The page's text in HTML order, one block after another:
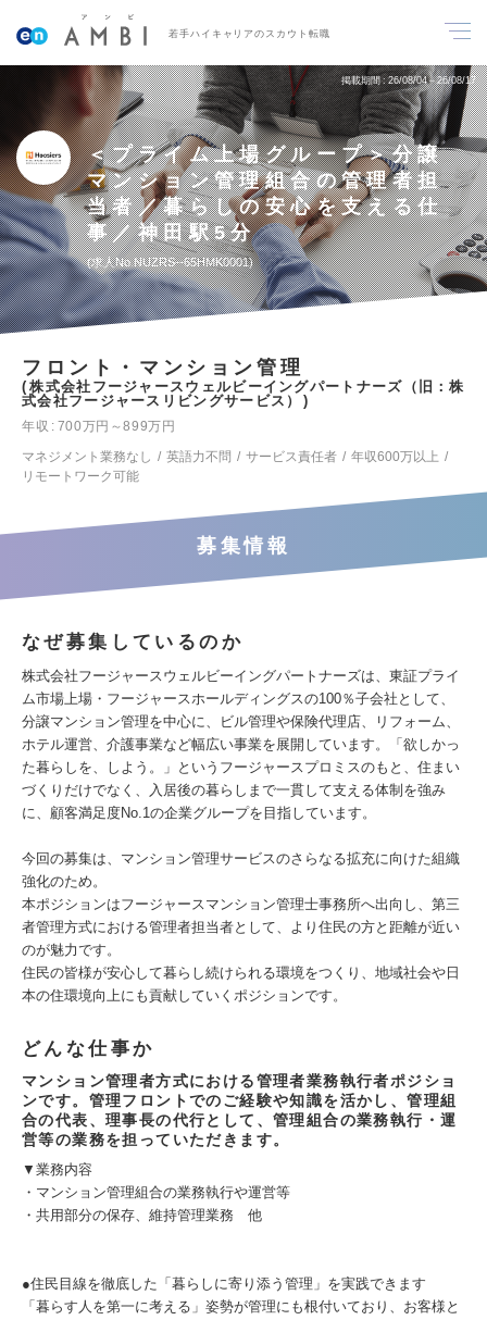
若手ハイキャリアのスカウト転職
掲載期間 26/08/04～26/08/17
＜プライム上場グループ＞分譲
マンション管理組合の管理者担
当者／暮らしの安心を支える仕
事／神田駅5分
求人No.NUZRS--65HMK0001
フロント・マンション管理
株式会社フージャースウェルビーイングパートナーズ（旧：株
式会社フージャースリビングサービス）
年収
700万円～899万円
マネジメント業務なし
英語力不問 サービス責任者
年収600万以上
リモートワーク可能
募集情報
なぜ募集しているのか
株式会社フージャースウェルビーイングパートナーズは、東証プライ
ム市場上場・フージャースホールディングスの100％子会社として、
分譲マンション管理を中心に、ビル管理や保険代理店、リフォーム、
ホテル運営、介護事業など幅広い事業を展開しています。「欲しかっ
た暮らしを、しよう。」というフージャースプロミスのもと、住まい
づくりだけでなく、入居後の暮らしまで一貫して支える体制を強み
に、顧客満足度No.1の企業グループを目指しています。
今回の募集は、マンション管理サービスのさらなる拡充に向けた組織
強化のため。
本ポジションはフージャースマンション管理士事務所へ出向し、第三
者管理方式における管理者担当者として、より住民の方と距離が近い
のが魅力です。
住民の皆様が安心して暮らし続けられる環境をつくり、地域社会や日
本の住環境向上にも貢献していくポジションです。
どんな仕事か
マンション管理者方式における管理者業務執行者ポジショ
ンです。管理フロントでのご経験や知識を活かし、管理組
合の代表、理事長の代行として、管理組合の業務執行・運
営等の業務を担っていただきます。
▼業務内容
・マンション管理組合の業務執行や運営等
・共用部分の保存、維持管理業務 他
●住民目線を徹底した「暮らしに寄り添う管理」を実践できます
「暮らす人を第一に考える」姿勢が管理にも根付いており、お客様と